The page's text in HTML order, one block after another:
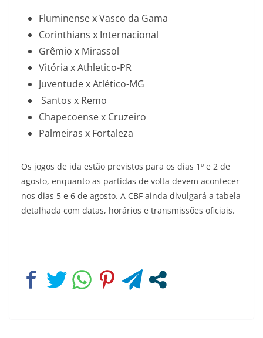
Fluminense x Vasco da Gama
Corinthians x Internacional
Grêmio x Mirassol
Vitória x Athletico-PR
Juventude x Atlético-MG
Santos x Remo
Chapecoense x Cruzeiro
Palmeiras x Fortaleza
Os jogos de ida estão previstos para os dias 1º e 2 de
agosto, enquanto as partidas de volta devem acontecer
nos dias 5 e 6 de agosto. A CBF ainda divulgará a tabela
detalhada com datas, horários e transmissões oficiais.